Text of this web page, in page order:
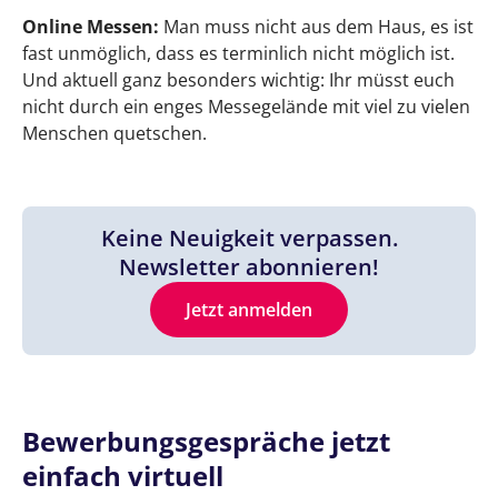
Online Messen: Man muss nicht aus dem Haus, es ist
fast unmöglich, dass es terminlich nicht möglich ist.
Und aktuell ganz besonders wichtig: Ihr müsst euch
nicht durch ein enges Messegelände mit viel zu vielen
Menschen quetschen.
Keine Neuigkeit verpassen.
Newsletter abonnieren!
Jetzt anmelden
Bewerbungsgespräche jetzt
einfach virtuell